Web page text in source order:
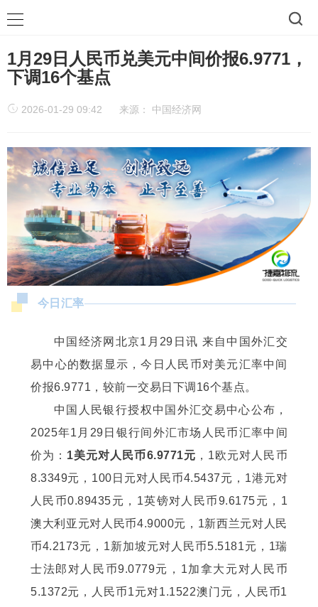
1月29日人民币兑美元中间价报6.9771，
下调16个基点
2026-01-29 09:42 来源： 中国经济网
今日汇率
中国经济网北京1月29日讯 来自中国外汇交
易中心的数据显示，今日人民币对美元汇率中间
价报6.9771，较前一交易日下调16个基点。
中国人民银行授权中国外汇交易中心公布，
2025年1月29日银行间外汇市场人民币汇率中间
价为： 1美元对人民币6.9771元 ，1欧元对人民币
8.3349元，100日元对人民币4.5437元，1港元对
人民币0.89435元，1英镑对人民币9.6175元，1
澳大利亚元对人民币4.9000元，1新西兰元对人民
币4.2173元，1新加坡元对人民币5.5181元，1瑞
士法郎对人民币9.0779元，1加拿大元对人民币
5.1372元，人民币1元对1.1522澳门元，人民币1